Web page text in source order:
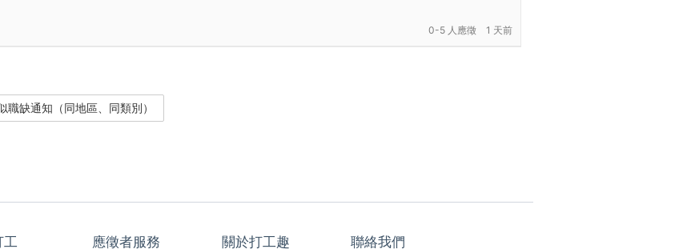
0-5 人應徵 1 天前
工
應徵者服務
關於打工趣
聯絡我們